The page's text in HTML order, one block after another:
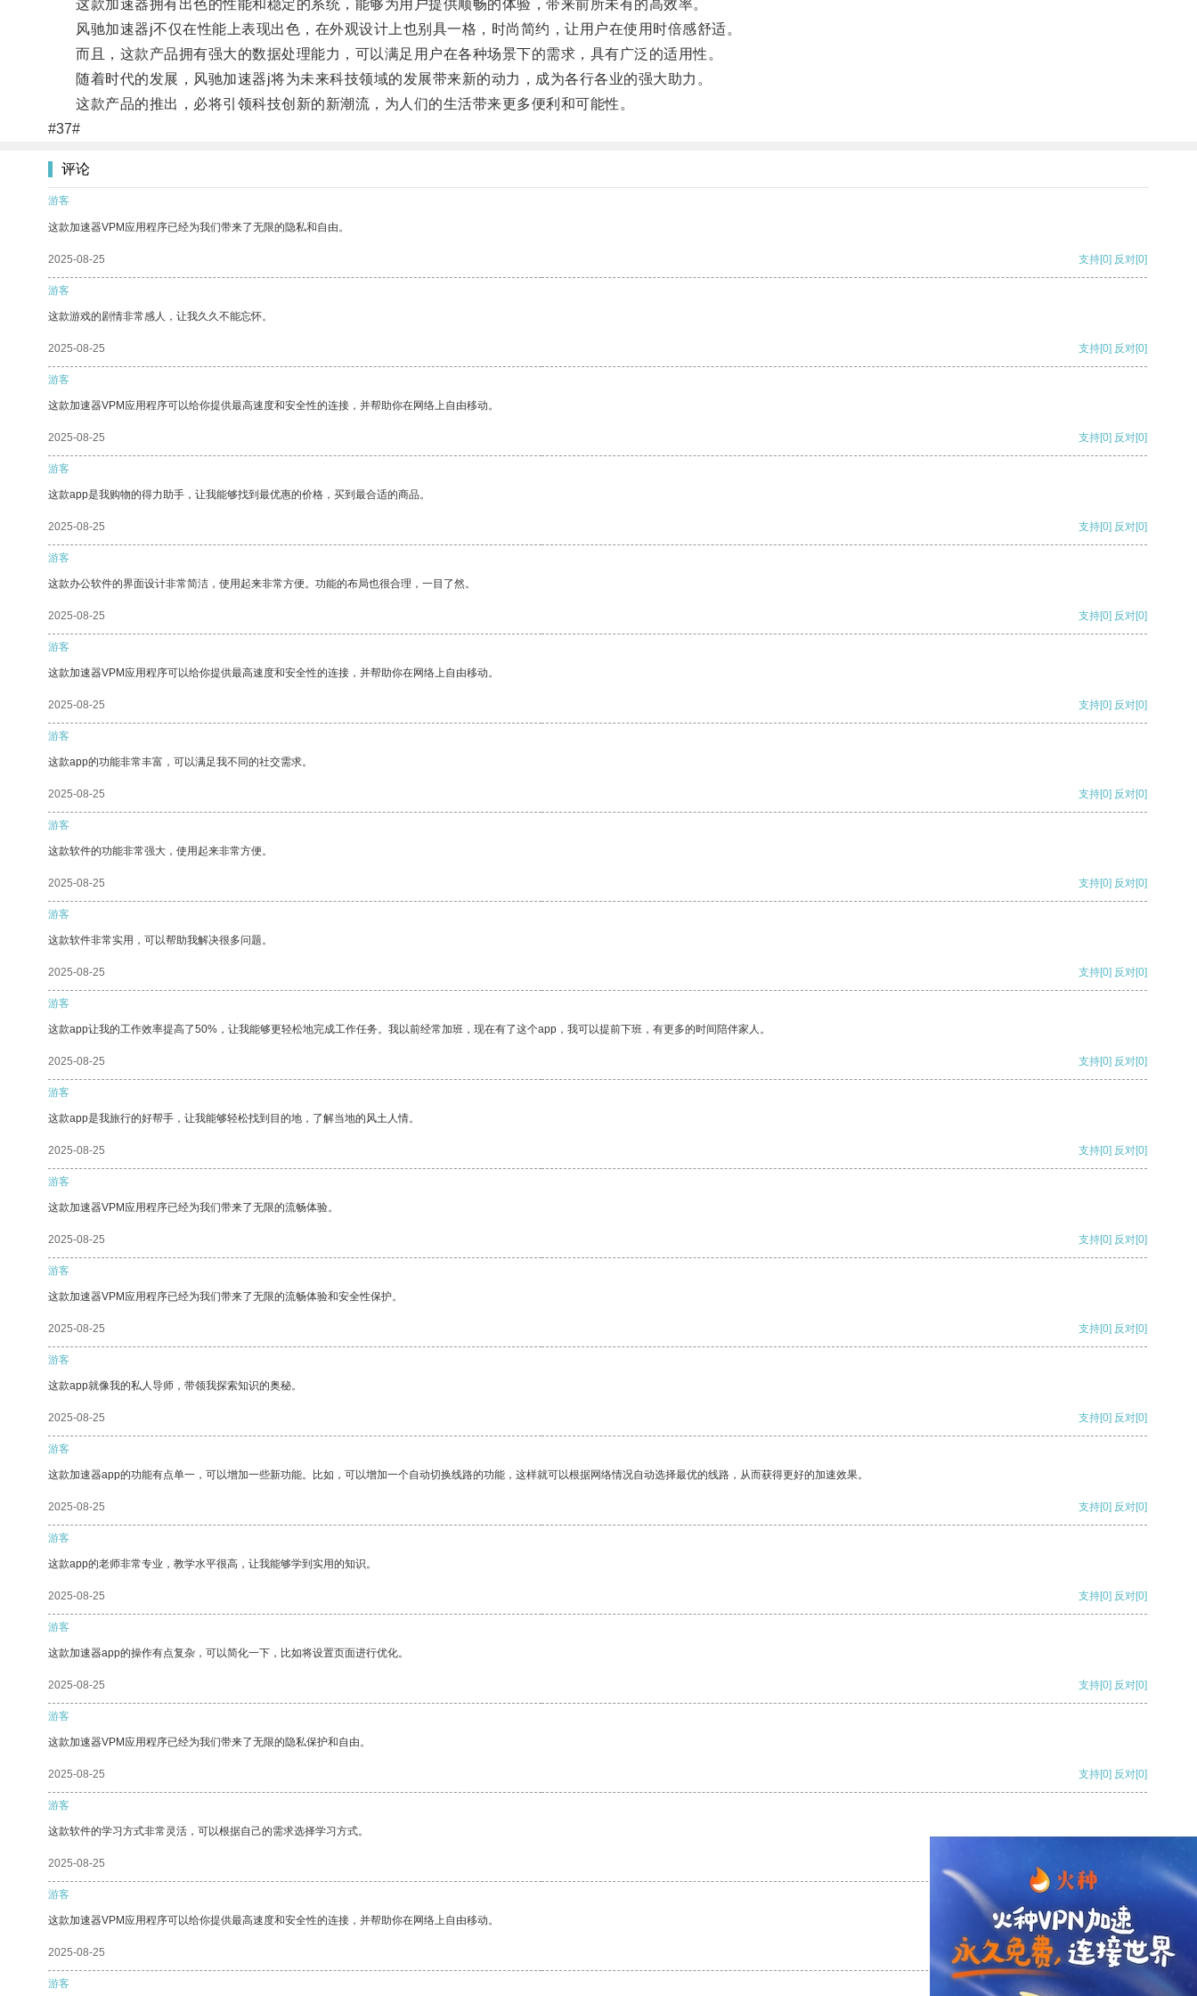
这款加速器拥有出色的性能和稳定的系统，能够为用户提供顺畅的体验，带来前所未有的高效率。
风驰加速器j不仅在性能上表现出色，在外观设计上也别具一格，时尚简约，让用户在使用时倍感舒适。
而且，这款产品拥有强大的数据处理能力，可以满足用户在各种场景下的需求，具有广泛的适用性。
随着时代的发展，风驰加速器j将为未来科技领域的发展带来新的动力，成为各行各业的强大助力。
这款产品的推出，必将引领科技创新的新潮流，为人们的生活带来更多便利和可能性。
#37#
评论
游客
这款加速器VPM应用程序已经为我们带来了无限的隐私和自由。
2025-08-25 支持[0] 反对[0]
游客
这款游戏的剧情非常感人，让我久久不能忘怀。
2025-08-25 支持[0] 反对[0]
游客
这款加速器VPM应用程序可以给你提供最高速度和安全性的连接，并帮助你在网络上自由移动。
2025-08-25 支持[0] 反对[0]
游客
这款app是我购物的得力助手，让我能够找到最优惠的价格，买到最合适的商品。
2025-08-25 支持[0] 反对[0]
游客
这款办公软件的界面设计非常简洁，使用起来非常方便。功能的布局也很合理，一目了然。
2025-08-25 支持[0] 反对[0]
游客
这款加速器VPM应用程序可以给你提供最高速度和安全性的连接，并帮助你在网络上自由移动。
2025-08-25 支持[0] 反对[0]
游客
这款app的功能非常丰富，可以满足我不同的社交需求。
2025-08-25 支持[0] 反对[0]
游客
这款软件的功能非常强大，使用起来非常方便。
2025-08-25 支持[0] 反对[0]
游客
这款软件非常实用，可以帮助我解决很多问题。
2025-08-25 支持[0] 反对[0]
游客
这款app让我的工作效率提高了50%，让我能够更轻松地完成工作任务。我以前经常加班，现在有了这个app，我可以提前下班，有更多的时间陪伴家人。
2025-08-25 支持[0] 反对[0]
游客
这款app是我旅行的好帮手，让我能够轻松找到目的地，了解当地的风土人情。
2025-08-25 支持[0] 反对[0]
游客
这款加速器VPM应用程序已经为我们带来了无限的流畅体验。
2025-08-25 支持[0] 反对[0]
游客
这款加速器VPM应用程序已经为我们带来了无限的流畅体验和安全性保护。
2025-08-25 支持[0] 反对[0]
游客
这款app就像我的私人导师，带领我探索知识的奥秘。
2025-08-25 支持[0] 反对[0]
游客
这款加速器app的功能有点单一，可以增加一些新功能。比如，可以增加一个自动切换线路的功能，这样就可以根据网络情况自动选择最优的线路，从而获得更好的加速效果。
2025-08-25 支持[0] 反对[0]
游客
这款app的老师非常专业，教学水平很高，让我能够学到实用的知识。
2025-08-25 支持[0] 反对[0]
游客
这款加速器app的操作有点复杂，可以简化一下，比如将设置页面进行优化。
2025-08-25 支持[0] 反对[0]
游客
这款加速器VPM应用程序已经为我们带来了无限的隐私保护和自由。
2025-08-25 支持[0] 反对[0]
游客
这款软件的学习方式非常灵活，可以根据自己的需求选择学习方式。
2025-08-25
游客
这款加速器VPM应用程序可以给你提供最高速度和安全性的连接，并帮助你在网络上自由移动。
2025-08-25 支持 [0] 反对[0]
游客